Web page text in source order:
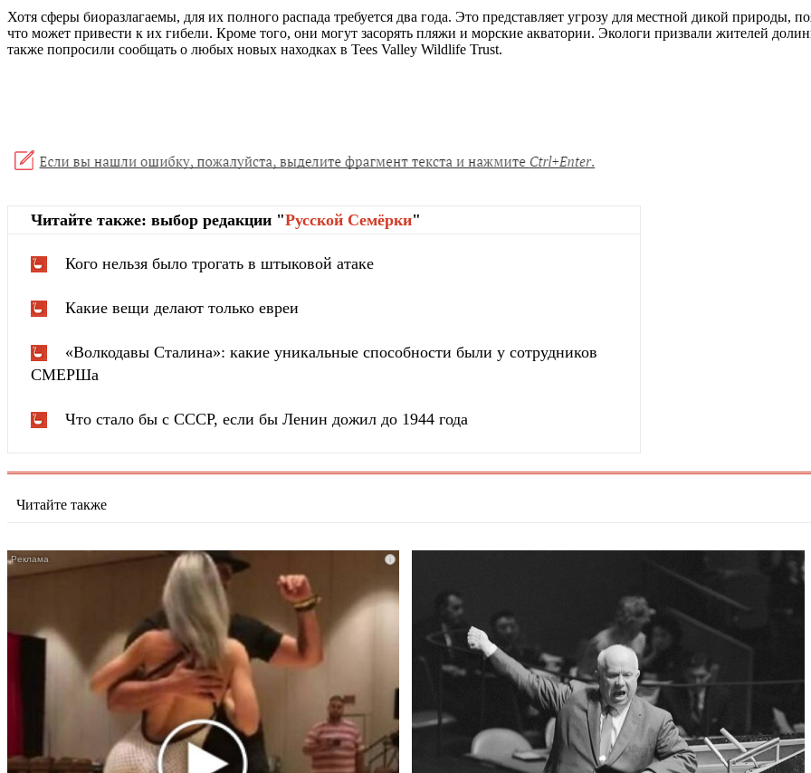
Хотя сферы биоразлагаемы, для их полного распада требуется два года. Это представляет угрозу для местной дикой
что может привести к их гибели. Кроме того, они могут засорять пляжи и морские акватории. Экологи призвали жителей
также попросили сообщать о любых новых находках в Tees Valley Wildlife Trust.
Читайте также: выбор редакции "Русской Cемёрки"
Кого нельзя было трогать в штыковой атаке
Какие вещи делают только евреи
«Волкодавы Сталина»: какие уникальные способности были у сотрудников
СМЕРШа
Что стало бы с СССР, если бы Ленин дожил до 1944 года
Читайте также
i